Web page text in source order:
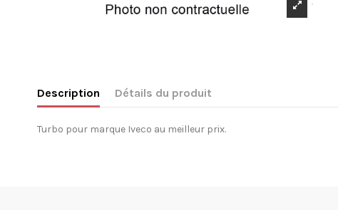
Description Détails du produit
Turbo pour marque Iveco au meilleur prix.